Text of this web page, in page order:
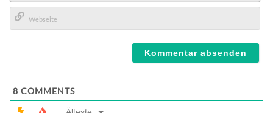
E-
Mail*
8 COMMENTS